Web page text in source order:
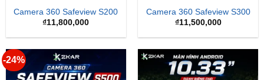
Camera 360 Safeview S200
₫11,800,000
Camera 360 Safeview S300
₫11,500,000
-24%